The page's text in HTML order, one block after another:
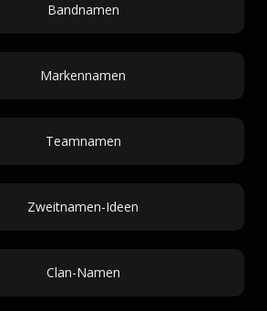
Bandnamen
Markennamen
Teamnamen
Zweitnamen-Ideen
Clan-Namen